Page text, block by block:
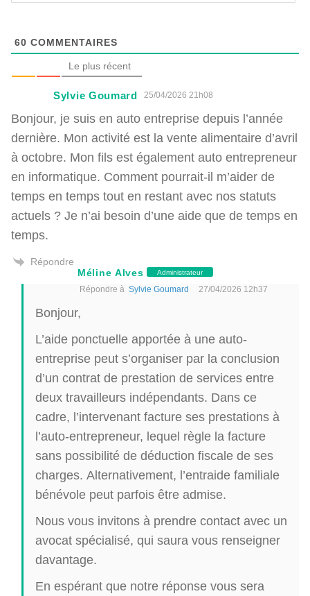
60 COMMENTAIRES
Le plus récent
Sylvie Goumard 25/04/2026 21h08
Bonjour, je suis en auto entreprise depuis l’année
dernière. Mon activité est la vente alimentaire d’avril
à octobre. Mon fils est également auto entrepreneur
en informatique. Comment pourrait-il m’aider de
temps en temps tout en restant avec nos statuts
actuels ? Je n’ai besoin d’une aide que de temps en
temps.
Répondre
Méline Alves
Administrateur
Répondre à Sylvie Goumard 27/04/2026 12h37
Bonjour,
L’aide ponctuelle apportée à une auto-
entreprise peut s’organiser par la conclusion
d’un contrat de prestation de services entre
deux travailleurs indépendants. Dans ce
cadre, l’intervenant facture ses prestations à
l’auto-entrepreneur, lequel règle la facture
sans possibilité de déduction fiscale de ses
charges. Alternativement, l’entraide familiale
bénévole peut parfois être admise.
Nous vous invitons à prendre contact avec un
avocat spécialisé, qui saura vous renseigner
davantage.
En espérant que notre réponse vous sera